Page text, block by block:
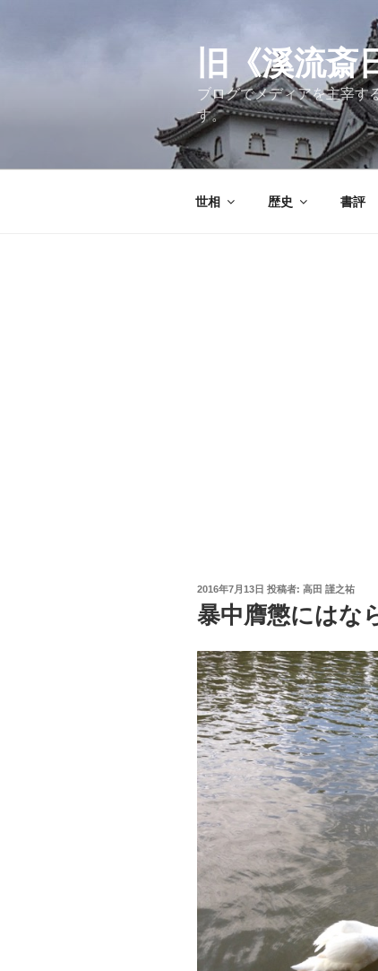
旧《溪流
ブログでメディアを主宰す
す。
世相 歴史 書評
投
稿
日:
2016年7月13日 投稿者: 高田 謹之祐
暴中膺懲にはな